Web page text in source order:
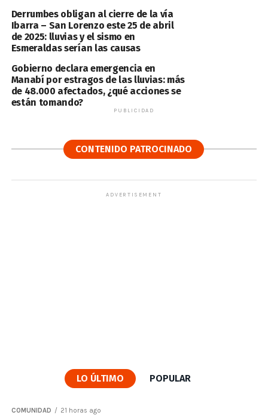
Derrumbes obligan al cierre de la vía
Ibarra – San Lorenzo este 25 de abril
de 2025: lluvias y el sismo en
Esmeraldas serían las causas
Gobierno declara emergencia en
Manabí por estragos de las lluvias: más
de 48.000 afectados, ¿qué acciones se
están tomando?
PUBLICIDAD
CONTENIDO PATROCINADO
ADVERTISEMENT
LO ÚLTIMO POPULAR
COMUNIDAD 21 horas ago